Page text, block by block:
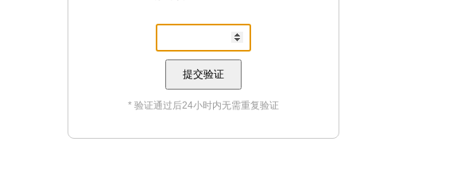
提交验证
* 验证通过后24小时内无需重复验证